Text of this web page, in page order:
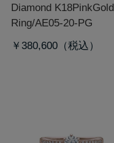
Diamond K18PinkGold
Ring/AE05-20-PG
￥380,600